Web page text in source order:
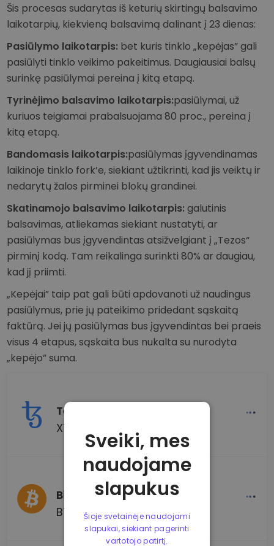
Šis procesas sudarytas iš keturių skirtingų balsavimo
laikotarpių, kiekvieną balsavimą dalinant į 23 dienas:
Pasiūlymo laikotarpis: bet kuris tinklo „kepėjas” gali
pasiūlyti tinklo veikimo pakeitimus. Daugiausiai balsų
surinkę pasiūlymai pereina į kitą etapą.
Tyrinėjimo balsavimo laikotarpis:pasiūlymai, už
kuriuos teigiamai prabalsuojama 80 proc., pereina į
kitą etapą.
Bandomasis laikotarpis:pasiūlymas įgyvendinamas
laikinoje tinklo fork’e, siekiant užtikrinti, kad jis veiktų ir
nedarytų žalos pirminei blokų grandinei.
Skatinamojo balsavimo laikotarpis: galutinis
balsavimas, atliekamas siekiant nustatyti, ar
pasiūlymas bus įgyvendintas atsižvelgiant į „Tezos“
pirminį kodą. Tam reikalinga surinkti 80% ar daugiau,
kad jį priimti.
„Kepėjai” taip pat gali būti apdovanoti už naudingus
pasiūlymus, prie jų pateikimo pridedant sąskaitą
faktūrą. Jei jų pasiūlymas bus įgyvendintas bei praeis
visus 4 etapus, sąskaita bus nukalta su nurodyta
„kepėjo” suma.
Tezos
XTZ
Bitcoin
BTC
Sveiki, mes
naudojame
slapukus
Šioje svetainėje naudojami
slapukai, siekiant pagerinti
vartotojo patirtį.